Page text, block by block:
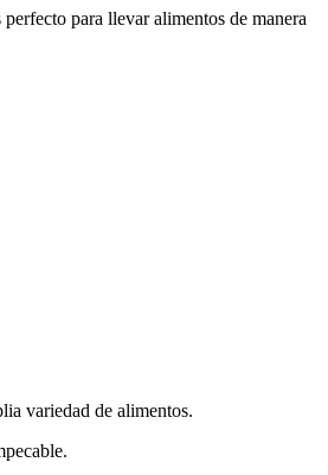
para llevar alimentos de manera
variedad de alimentos.